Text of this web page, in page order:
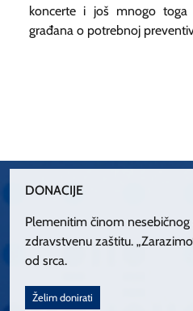
koncerte i još mnogo
građana o potrebnoj
DONACIJE
Plemenitim činom
zdravstvenu zaštitu.
od srca.
Želim donirati